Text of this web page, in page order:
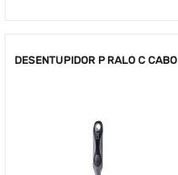
DESENTUPIDOR P RALO C CABO